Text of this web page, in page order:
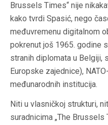
Brussels Times“ nije
kako tvrdi Spasić, nego
međuvremenu digitalnom
pokrenut još 1965. godine
stranih diplomata u Belgiji,
Europske zajednice),
međunarodnih institucija.
Niti u vlasničkoj strukturi,
suradnicima „The Brussels